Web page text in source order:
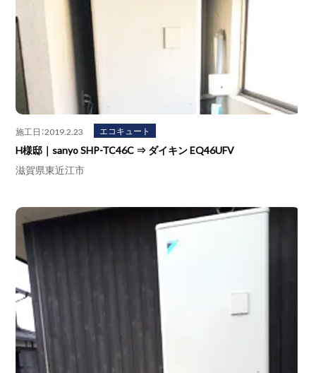
施工日：2019.2.23 エコキュート
H様邸｜sanyo SHP-TC46C ⇒ ダイキン EQ46UFV
滋賀県東近江市